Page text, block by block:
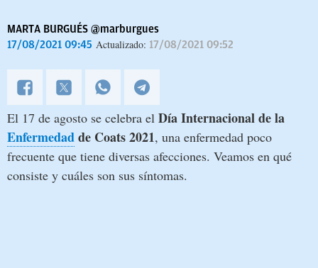
MARTA BURGUÉS @marburgues
17/08/2021 09:45 Actualizado: 17/08/2021 09:52
El 17 de agosto se celebra el Día Internacional de la
Enfermedadde Coats 2021, una enfermedad poco
frecuente que tiene diversas afecciones. Veamos en qué
consiste y cuáles son sus síntomas.